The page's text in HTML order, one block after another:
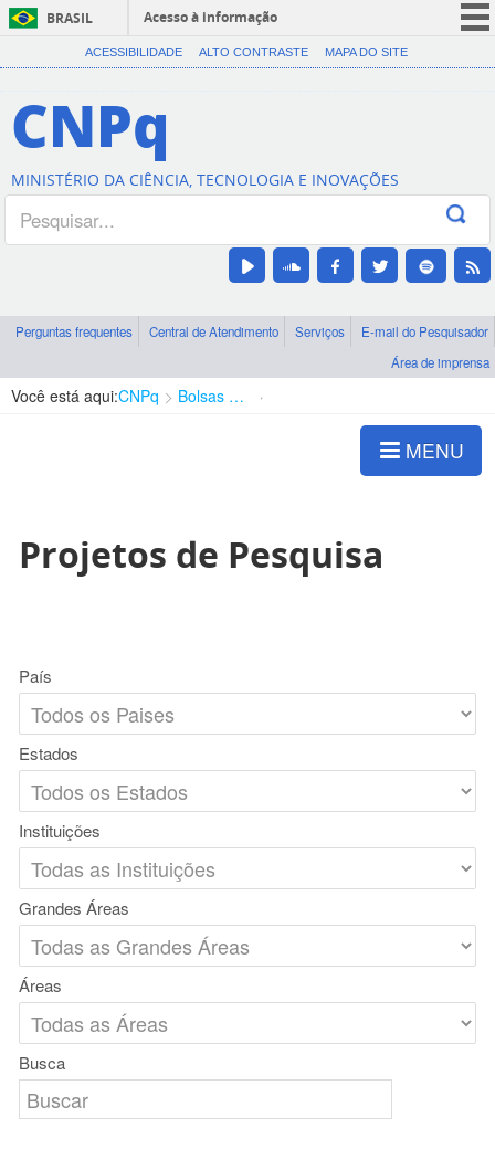
BRASIL
Acesso à informação
CORONAVÍRUS (COVID-19)
Canais
ACESSIBILIDADE ALTO CONTRASTE MAPA DO SITE
CNPq
MINISTÉRIO DA CIÊNCIA, TECNOLOGIA E INOVAÇÕES
Perguntas frequentes Central de Atendimento Serviços
E-mail do Pesquisador
Área de imprensa
Você está aqui:CNPq Bolsas e Auxílios Vigentes
MENU
Projetos de Pesquisa
País
Estados
Instituições
Grandes Áreas
Áreas
Busca